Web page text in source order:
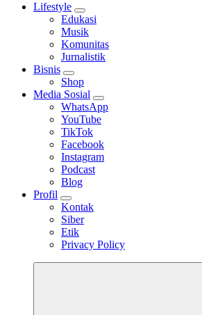
Lifestyle
Edukasi
Musik
Komunitas
Jurnalistik
Bisnis
Shop
Media Sosial
WhatsApp
YouTube
TikTok
Facebook
Instagram
Podcast
Blog
Profil
Kontak
Siber
Etik
Privacy Policy